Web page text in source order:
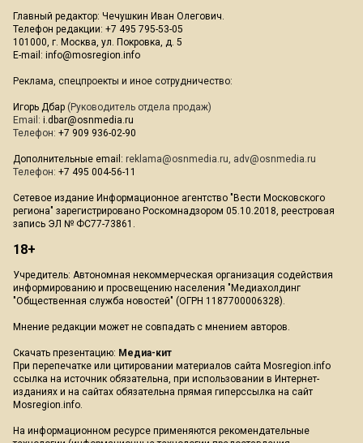
Главный редактор: Чечушкин Иван Олегович.
Телефон редакции: +7 495 795-53-05
101000, г. Москва, ул. Покровка, д. 5
E-mail: info@mosregion.info
Реклама, спецпроекты и иное сотрудничество:
Игорь Дбар (Руководитель отдела продаж)
Email: i.dbar@osnmedia.ru
Телефон: +7 909 936-02-90
Дополнительные email: reklama@osnmedia.ru, adv@osnmedia.ru
Телефон: +7 495 004-56-11
Сетевое издание Информационное агентство "Вести Московского
региона" зарегистрировано Роскомнадзором 05.10.2018, реестровая
запись ЭЛ № ФС77-73861.
18+
Учредитель: Автономная некоммерческая организация содействия
информированию и просвещению населения "Медиахолдинг
"Общественная служба новостей" (ОГРН 1187700006328).
Мнение редакции может не совпадать с мнением авторов.
Скачать презентацию: Медиа-кит
При перепечатке или цитировании материалов сайта Mosregion.info
ссылка на источник обязательна, при использовании в Интернет-
изданиях и на сайтах обязательна прямая гиперссылка на сайт
Mosregion.info.
На информационном ресурсе применяются рекомендательные